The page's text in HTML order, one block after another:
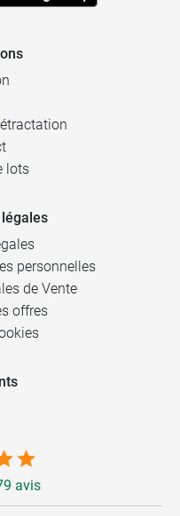
lots
personnelles
de Vente
offres
avis